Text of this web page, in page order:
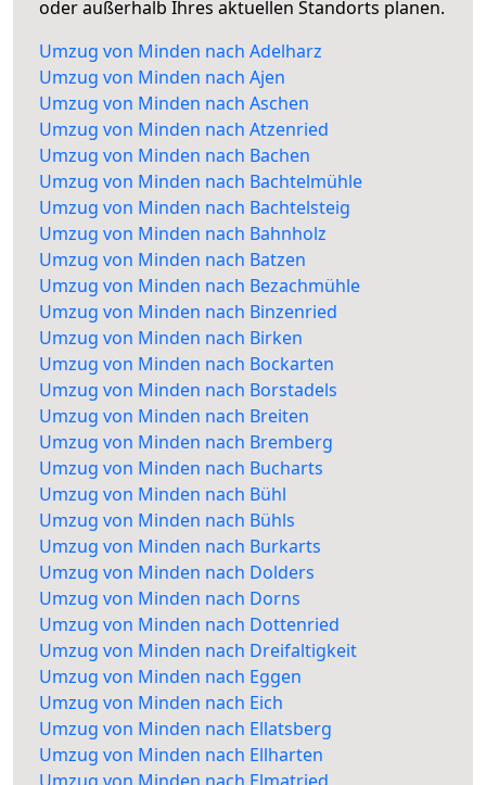
oder außerhalb Ihres aktuellen Standorts planen.
Umzug von Minden nach Adelharz
Umzug von Minden nach Ajen
Umzug von Minden nach Aschen
Umzug von Minden nach Atzenried
Umzug von Minden nach Bachen
Umzug von Minden nach Bachtelmühle
Umzug von Minden nach Bachtelsteig
Umzug von Minden nach Bahnholz
Umzug von Minden nach Batzen
Umzug von Minden nach Bezachmühle
Umzug von Minden nach Binzenried
Umzug von Minden nach Birken
Umzug von Minden nach Bockarten
Umzug von Minden nach Borstadels
Umzug von Minden nach Breiten
Umzug von Minden nach Bremberg
Umzug von Minden nach Bucharts
Umzug von Minden nach Bühl
Umzug von Minden nach Bühls
Umzug von Minden nach Burkarts
Umzug von Minden nach Dolders
Umzug von Minden nach Dorns
Umzug von Minden nach Dottenried
Umzug von Minden nach Dreifaltigkeit
Umzug von Minden nach Eggen
Umzug von Minden nach Eich
Umzug von Minden nach Ellatsberg
Umzug von Minden nach Ellharten